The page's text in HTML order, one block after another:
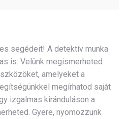
segédeit! A detektív munka
is. Velünk megismerheted
amelyeket a
megírhatod saját
izgalmas kiránduláson a
Gyere, nyomozzunk